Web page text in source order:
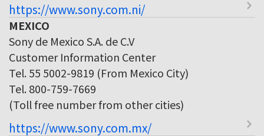
https://www.sony.com.ni/
MEXICO
Sony de Mexico S.A. de C.V
Customer Information Center
Tel. 55 5002-9819 (From Mexico City)
Tel. 800-759-7669
(Toll free number from other cities)
https://www.sony.com.mx/